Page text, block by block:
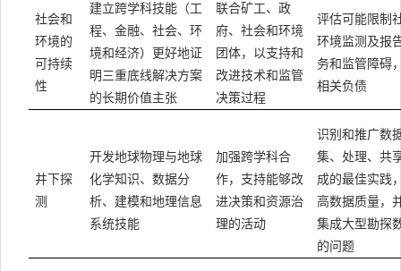
社会和
环境的
可持续
性
建立跨学科技能（工
程、金融、社会、环
境和经济）更好地证
明三重底线解决方案
的长期价值主张
联合矿工、政
府、社会和环境
团体，以支持和
改进技术和监管
决策过程
评估可能限制
环境监测及报
务和监管障碍
相关负债
井下探
测
开发地球物理与地球
化学知识、数据分
析、建模和地理信息
系统技能
加强跨学科合
作，支持能够改
进决策和资源治
理的活动
识别和推广数
集、处理、共
成的最佳实践
高数据质量，
集成大型勘探
的问题